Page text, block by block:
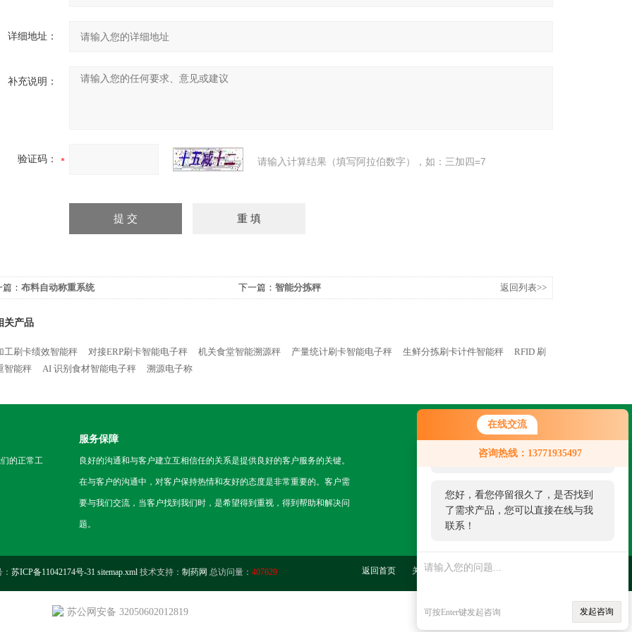
在线交流
咨询热线：13771935497
您好！欢迎前来咨询，很高兴为您
服务，请问您要咨询什么问题呢？
您好，看您停留很久了，是否找到
了需求产品，您可以直接在线与我
联系！
可按Enter键发起咨询 发起咨询
详细地址：
补充说明：
验证码： 请输入计算结果（填写阿拉伯数字），如：三加四=7
： 布料自动称重系统 下一篇： 智能分拣秤 返回列表>>
关产品
工刷卡绩效智能秤 对接ERP刷卡智能电子秤 机关食堂智能溯源秤 产量统计刷卡智能电子秤 生鲜分拣刷卡计件智能秤
RFID 刷
智能秤
AI 识别食材智能电子秤 溯源电子称
的正常工
服务保障
良好的沟通和与客户建立互相信任的关系是提供良好的客户服务的关键。
在与客户的沟通中，对客户保持热情和友好的态度是非常重要的。客户需
要与我们交流，当客户找到我们时，是希望得到重视，得到帮助和解决问
题。
关注我们
苏ICP备11042174号-31 sitemap.xml 技术支持： 制药网 总访问量： 407629 返回首页 关于我们 联系我们
苏公网安备 32050602012819